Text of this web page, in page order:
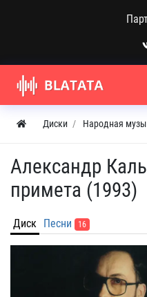
Диски Народная
Александр
примета (1993)
Диск Песни 16